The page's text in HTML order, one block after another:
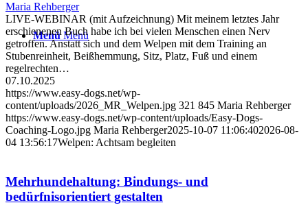
Menü Menü
Maria Rehberger
LIVE-WEBINAR (mit Aufzeichnung) Mit meinem letztes Jahr
erschienenen Buch habe ich bei vielen Menschen einen Nerv
getroffen. Anstatt sich und dem Welpen mit dem Training an
Stubenreinheit, Beißhemmung, Sitz, Platz, Fuß und einem
regelrechten…
07.10.2025
https://www.easy-dogs.net/wp-
content/uploads/2026_MR_Welpen.jpg 321 845 Maria Rehberger
https://www.easy-dogs.net/wp-content/uploads/Easy-Dogs-
Coaching-Logo.jpg Maria Rehberger2025-10-07 11:06:402026-08-
04 13:56:17Welpen: Achtsam begleiten
Mehrhundehaltung: Bindungs- und
bedürfnisorientiert gestalten